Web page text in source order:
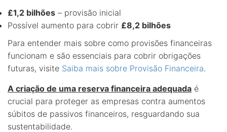
£1,2 bilhões – provisão inicial
Possível aumento para cobrir £8,2 bilhões
Para entender mais sobre como provisões financeiras
funcionam e são essenciais para cobrir obrigações
futuras, visite Saiba mais sobre Provisão Financeira.
A criação de uma reserva financeira adequada é
crucial para proteger as empresas contra aumentos
súbitos de passivos financeiros, resguardando sua
sustentabilidade.